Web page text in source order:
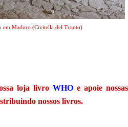
em Maduro (Civitella del Tronto)
loja livro WHO e apoie nossas
nossos livros.